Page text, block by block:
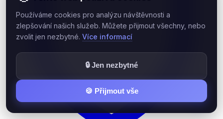
Používáme cookies pro analýzu návštěvnosti a
zlepšování našich služeb. Můžete přijmout všechny, nebo
zvolit jen nezbytné. Více informací
🔒 Jen nezbytné
🍪 Přijmout vše